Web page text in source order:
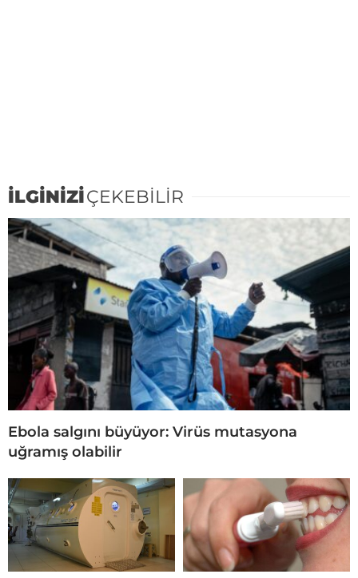
İLGİNİZİÇEKEBİLİR
Ebola salgını büyüyor: Virüs mutasyona
uğramış olabilir